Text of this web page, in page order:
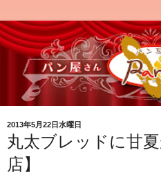
2013年5月22日水曜日
丸太ブレッドに甘
店】